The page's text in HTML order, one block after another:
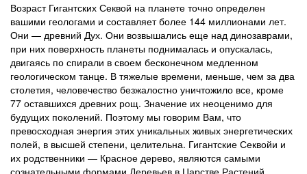
Возраст Гигантских Секвой на планете точно определен
вашими геологами и составляет более 144 миллионами лет.
Они — древний Дух. Они возвышались еще над динозаврами,
при них поверхность планеты поднималась и опускалась,
двигаясь по спирали в своем бесконечном медленном
геологическом танце. В тяжелые времени, меньше, чем за два
столетия, человечество безжалостно уничтожило все, кроме
77 оставшихся древних рощ. Значение их неоценимо для
будущих поколений. Поэтому мы говорим Вам, что
превосходная энергия этих уникальных живых энергетических
полей, в высшей степени, целительна. Гигантские Секвойи и
их родственники — Красное дерево, являются самыми
сознательными формами Деревьев в Царстве Растений.